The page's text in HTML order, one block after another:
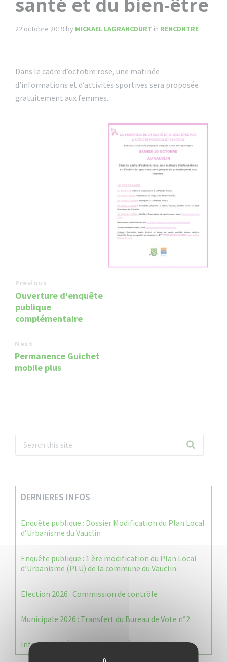
22 octobre 2019 by MICKAEL LAGRANCOURT in RENCONTRE
Dans le cadre d’octobre rose, une matinée
d’informations et d’activités sportives sera proposée
gratuitement aux femmes.
Previous
Ouverture d'enquête
publique
complémentaire
Next
Permanence Guichet
mobile plus
DERNIERES INFOS
Enquête publique : Dossier Modification du Plan Local
d’Urbanisme du Vauclin
Enquête publique : 1 ère modification du Plan Local
d’Urbanisme (PLU) de la commune du Vauclin.
Election 2026 : Commission de contrôle
Municipale 2026 : Transfert du Bureau de Vote n°2
Information Élections – Carte Électorale